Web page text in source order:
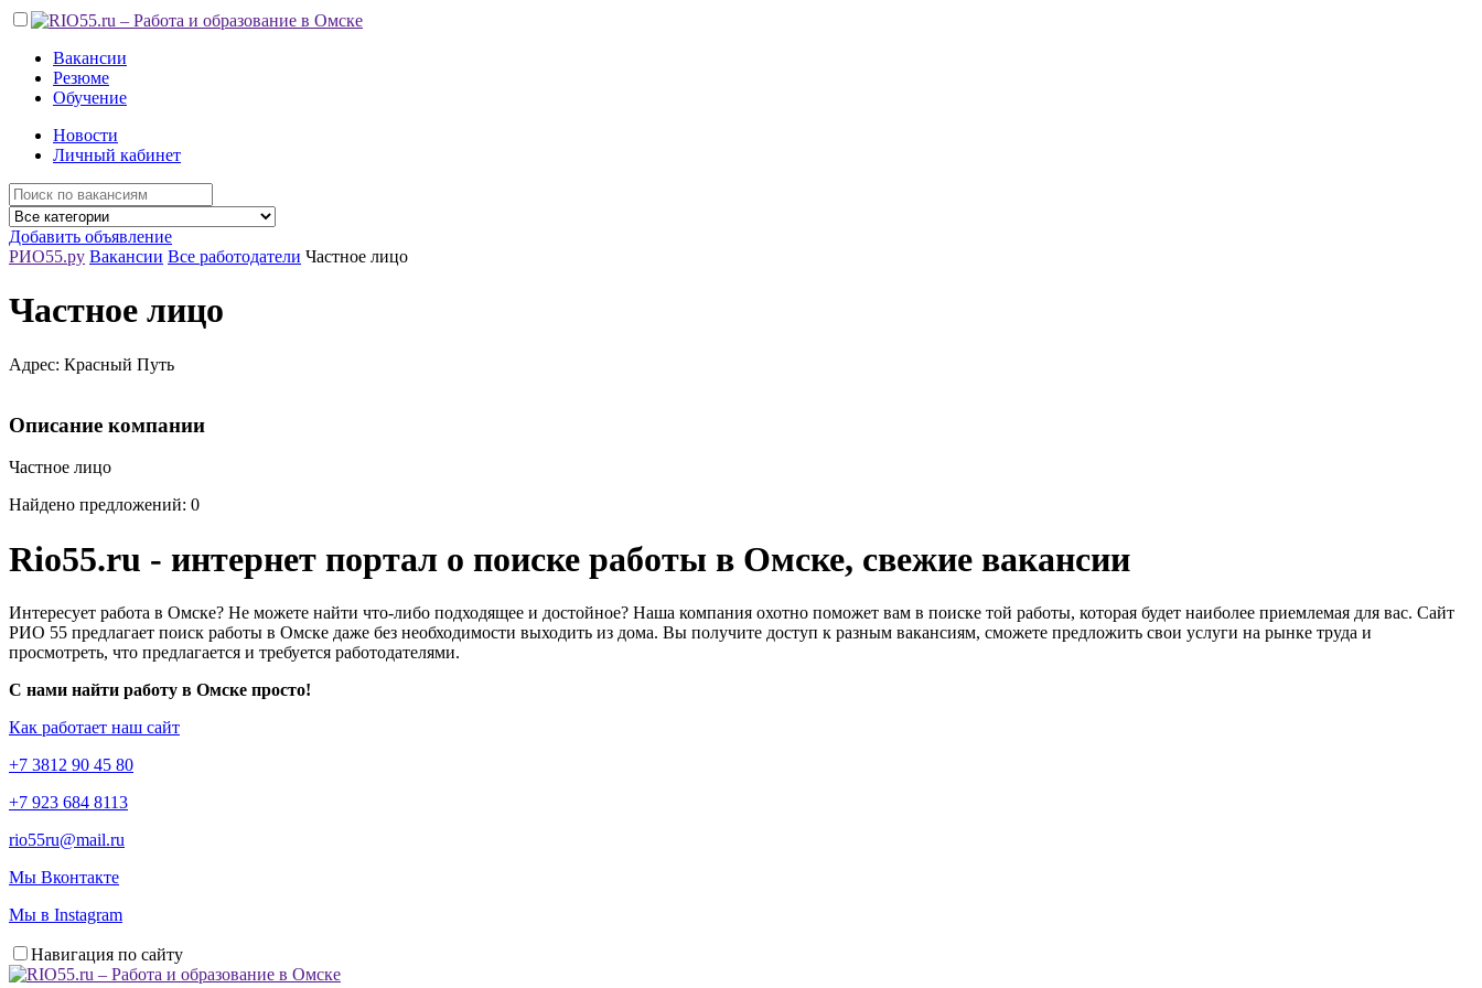
Вакансии
Резюме
Обучение
Новости
Личный кабинет
Добавить объявление
РИО55.ру Вакансии Все работодатели Частное лицо
Частное лицо
Адрес: Красный Путь
Описание компании
Частное лицо
Найдено предложений: 0
Rio55.ru - интернет портал о поиске работы в Омске, свежие вакансии
Интересует работа в Омске? Не можете найти что-либо подходящее и достойное? Наша компания охотно поможет вам в поиске той работы, которая будет наиболее приемлемая для вас. Сайт
РИО 55 предлагает поиск работы в Омске даже без необходимости выходить из дома. Вы получите доступ к разным вакансиям, сможете предложить свои услуги на рынке труда и
просмотреть, что предлагается и требуется работодателями.
С нами найти работу в Омске просто!
Как работает наш сайт
+7 3812 90 45 80
+7 923 684 8113
rio55ru@mail.ru
Мы Вконтакте
Мы в Instagram
Навигация по сайту